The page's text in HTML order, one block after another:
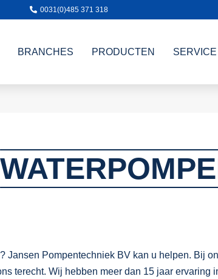
0031(0)485 371 318
BRANCHES PRODUCTEN SERVICE
Pompentechniek BV kan u helpen. Bij
terecht. Wij hebben meer dan 15 jaar